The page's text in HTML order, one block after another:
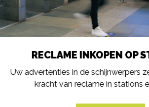
RECLAME INKOPEN OP
Uw advertenties in de schijnwerpers
kracht van reclame in stations